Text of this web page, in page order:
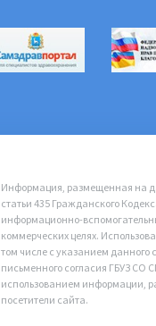
Информация, размещенная на
статьи 435 Гражданского
информационно-
коммерческих целях.
том числе с указанием данного
письменного согласия ГБУЗ СО
использованием информации,
посетители сайта.